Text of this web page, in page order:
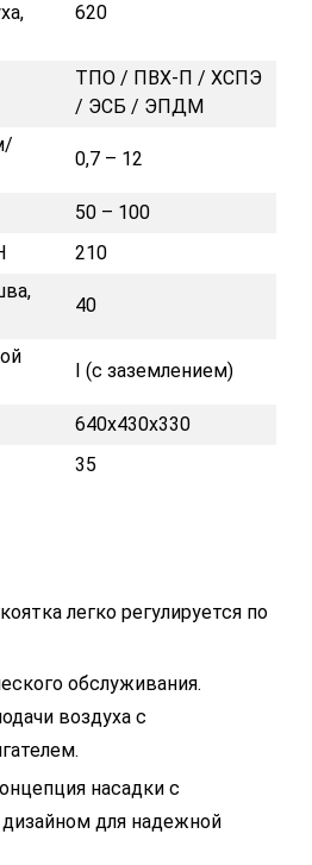
620
ТПО / ПВХ-П / ХСПЭ
/ ЭСБ / ЭПДМ
0,7 – 12
50 – 100
210
40
I (с заземлением)
640x430x330
35
легко регулируется по
обслуживания.
воздуха с
насадки с
для надежной